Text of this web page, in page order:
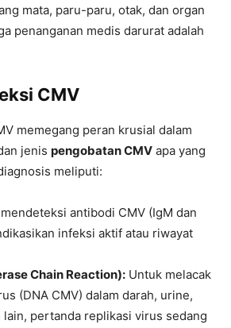
mata, paru-paru, otak, dan organ
penanganan medis darurat adalah
CMV
memegang peran krusial dalam
jenis pengobatan CMV apa yang
meliputi:
antibodi CMV (IgM dan
infeksi aktif atau riwayat
Chain Reaction): Untuk melacak
(DNA CMV) dalam darah, urine,
lain, pertanda replikasi virus sedang